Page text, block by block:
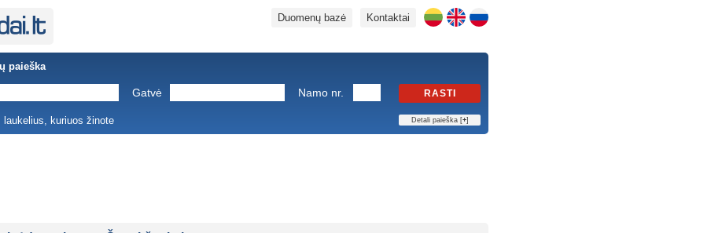
Kontaktai
Duomenų bazė
paieška
Gatvė Namo nr. RASTI
kuriuos žinote Detali paieška [+]